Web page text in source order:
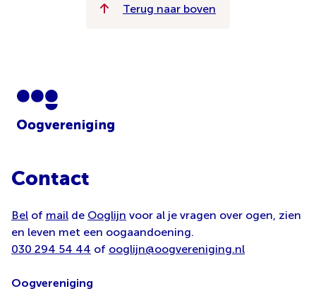
Terug naar boven
Contact
Bel of mail de Ooglijn voor al je vragen over ogen, zien
en leven met een oogaandoening.
030 294 54 44 of ooglijn@oogvereniging.nl
Oogvereniging